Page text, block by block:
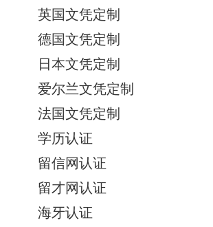
英国文凭定制
德国文凭定制
日本文凭定制
爱尔兰文凭定制
法国文凭定制
学历认证
留信网认证
留才网认证
海牙认证